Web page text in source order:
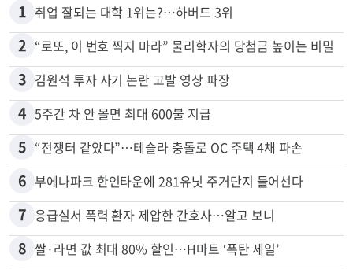
1 취업 잘되는 대학 1위는?…하버드 3위
2 “로또, 이 번호 찍지 마라” 물리학자의 당첨금 높이는 비밀
3 김원석 투자 사기 논란 고발 영상 파장
4 5주간 차 안 몰면 최대 600불 지급
5 “전쟁터 같았다”…테슬라 충돌로 OC 주택 4채 파손
6 부에나파크 한인타운에 281유닛 주거단지 들어선다
7 응급실서 폭력 환자 제압한 간호사…알고 보니
8 쌀·라면 값 최대 80% 할인…H마트 ‘폭탄 세일’